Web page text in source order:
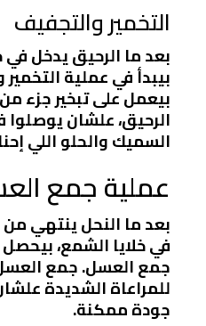
التخمير والتجفيف
بعد ما الرحيق يدخل في
بيبدأ في عملية
بيعمل على تبخير جزء
الرحيق، علشان يوصلوا
السميك والحلو اللي
عملية جمع
بعد ما النحل ينتهي من
في خلايا الشمع،
جمع العسل. جمع
للمراعاة الشديدة
جودة ممكنة.